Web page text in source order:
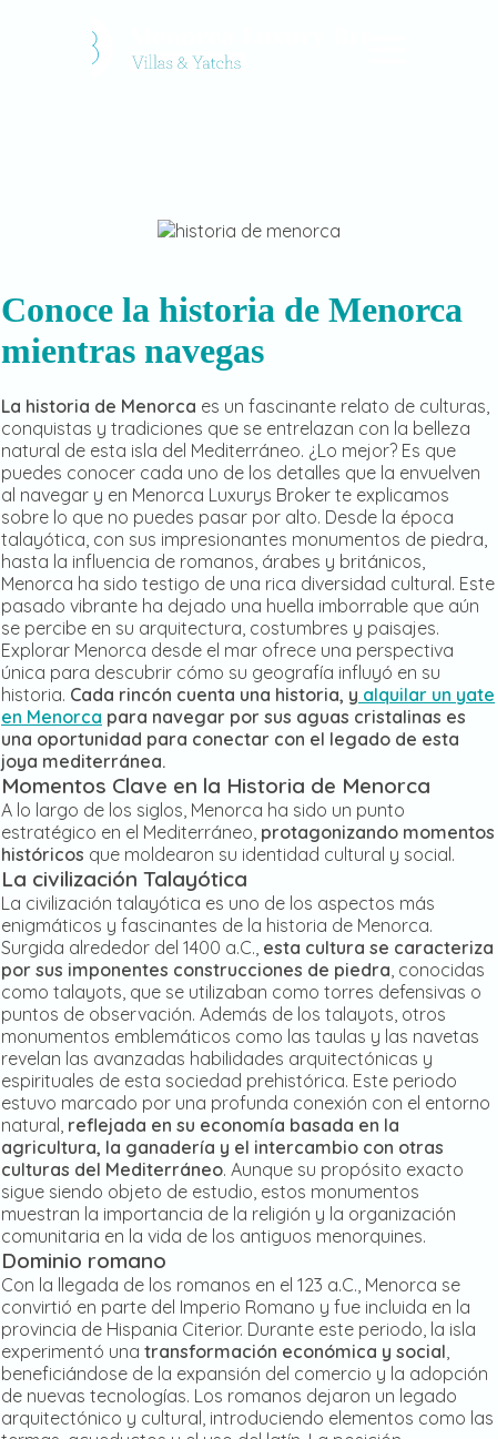
Conoce la historia de Menorca
mientras navegas
La historia de Menorca es un fascinante relato de culturas,
conquistas y tradiciones que se entrelazan con la belleza
natural de esta isla del Mediterráneo. ¿Lo mejor? Es que
puedes conocer cada uno de los detalles que la envuelven
al navegar y en Menorca Luxurys Broker te explicamos
sobre lo que no puedes pasar por alto. Desde la época
talayótica, con sus impresionantes monumentos de piedra,
hasta la influencia de romanos, árabes y británicos,
Menorca ha sido testigo de una rica diversidad cultural. Este
pasado vibrante ha dejado una huella imborrable que aún
se percibe en su arquitectura, costumbres y paisajes.
Explorar Menorca desde el mar ofrece una perspectiva
única para descubrir cómo su geografía influyó en su
historia. Cada rincón cuenta una historia, y alquilar un yate
en Menorca para navegar por sus aguas cristalinas es
una oportunidad para conectar con el legado de esta
joya mediterránea.
Momentos Clave en la Historia de Menorca
A lo largo de los siglos, Menorca ha sido un punto
estratégico en el Mediterráneo, protagonizando momentos
históricos que moldearon su identidad cultural y social.
La civilización Talayótica
La civilización talayótica es uno de los aspectos más
enigmáticos y fascinantes de la historia de Menorca.
Surgida alrededor del 1400 a.C., esta cultura se caracteriza
por sus imponentes construcciones de piedra, conocidas
como talayots, que se utilizaban como torres defensivas o
puntos de observación. Además de los talayots, otros
monumentos emblemáticos como las taulas y las navetas
revelan las avanzadas habilidades arquitectónicas y
espirituales de esta sociedad prehistórica. Este periodo
estuvo marcado por una profunda conexión con el entorno
natural, reflejada en su economía basada en la
agricultura, la ganadería y el intercambio con otras
culturas del Mediterráneo. Aunque su propósito exacto
sigue siendo objeto de estudio, estos monumentos
muestran la importancia de la religión y la organización
comunitaria en la vida de los antiguos menorquines.
Dominio romano
Con la llegada de los romanos en el 123 a.C., Menorca se
convirtió en parte del Imperio Romano y fue incluida en la
provincia de Hispania Citerior. Durante este periodo, la isla
experimentó una transformación económica y social,
beneficiándose de la expansión del comercio y la adopción
de nuevas tecnologías. Los romanos dejaron un legado
arquitectónico y cultural, introduciendo elementos como las